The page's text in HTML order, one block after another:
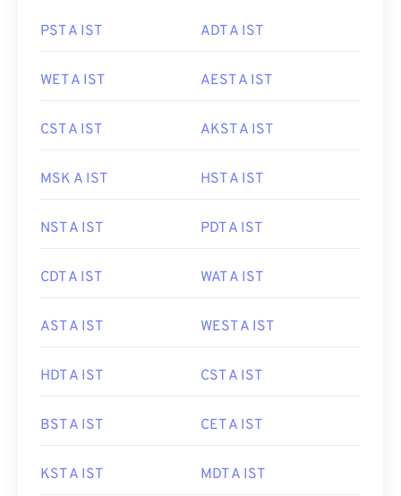
PST A IST ADT A IST
WET A IST AEST A IST
CST A IST AKST A IST
MSK A IST HST A IST
NST A IST PDT A IST
CDT A IST WAT A IST
AST A IST WEST A IST
HDT A IST CST A IST
BST A IST CET A IST
KST A IST MDT A IST